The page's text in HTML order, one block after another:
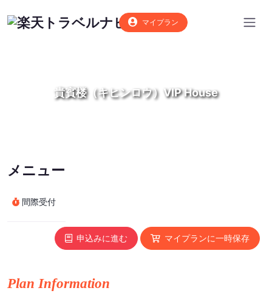
マイプラン
貴賓楼（キヒンロウ）VIP House
メニュー
間際受付
申込みに進む マイプランに一時保存
Plan Information